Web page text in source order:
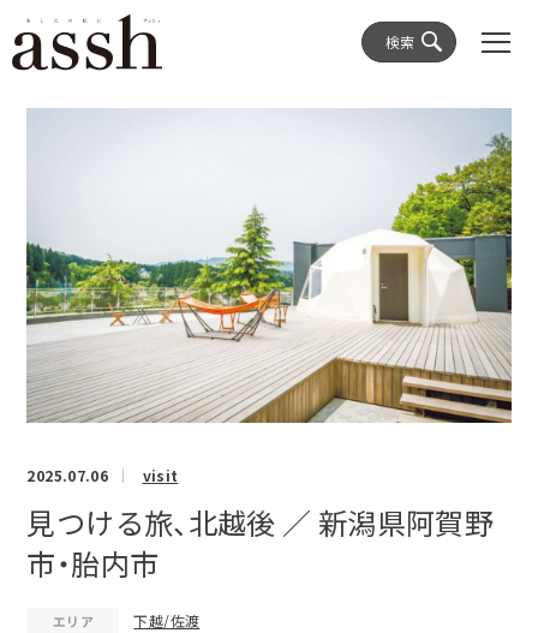
検索
2025.07.06 visit
見つける旅、北越後 ／ 新潟県阿賀野
市・胎内市
エリア 下越/佐渡